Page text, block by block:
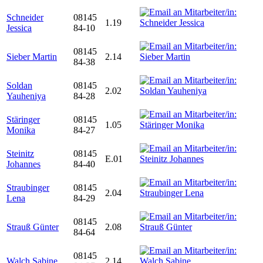
Schneider
Jessica
08145
84-10
1.19
Sieber Martin
08145
84-38
2.14
Soldan
Yauheniya
08145
84-28
2.02
Stäringer
Monika
08145
84-27
1.05
Steinitz
Johannes
08145
84-40
E.01
Straubinger
Lena
08145
84-29
2.04
Strauß Günter
08145
84-64
2.08
08145